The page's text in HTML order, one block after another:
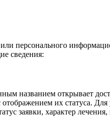
персонального
сведения:
названием открывает
их статуса.
заявки, характер